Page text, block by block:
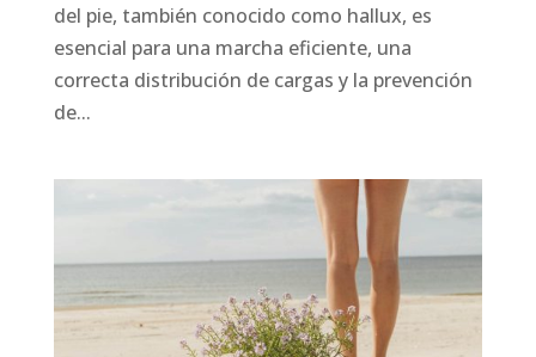
del pie, también conocido como hallux, es
esencial para una marcha eficiente, una
correcta distribución de cargas y la prevención
de...